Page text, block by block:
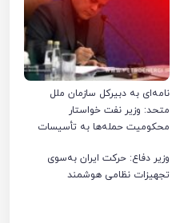
نامه‌ای به دبیرکل سازمان ملل
متحد: وزیر نفت خواستار
محکومیت حمله‌ها به تأسیسات
وزیر دفاع: حرکت ایران به‌سوی
تجهیزات نظامی هوشمند